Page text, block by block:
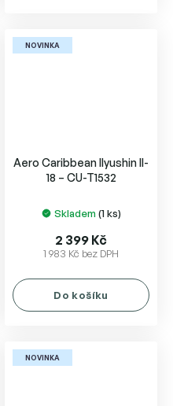
NOVINKA
Aero Caribbean Ilyushin Il-
18 – CU-T1532
Skladem (1 ks)
1 983 Kč bez DPH
2 399 Kč
Do košíku
NOVINKA